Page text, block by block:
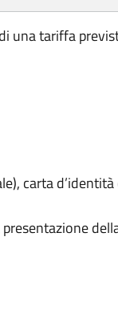
una tariffa
carta